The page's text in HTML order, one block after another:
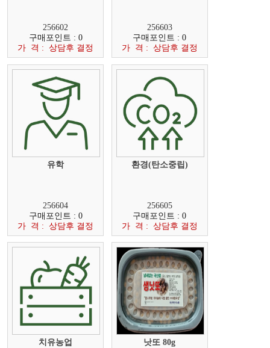
256602
구매포인트 : 0
가 격 : 상담후 결정
256603
구매포인트 : 0
가 격 : 상담후 결정
유학
256604
구매포인트 : 0
가 격 : 상담후 결정
환경(탄소중립)
256605
구매포인트 : 0
가 격 : 상담후 결정
치유농업 낫또 80g